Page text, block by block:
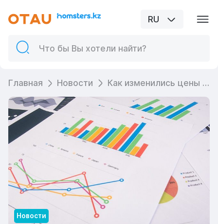
RU
Главная Новости Как изменились цены на рынке жилья в марте 2022 года - данные Бюро национальной статистики
Новости